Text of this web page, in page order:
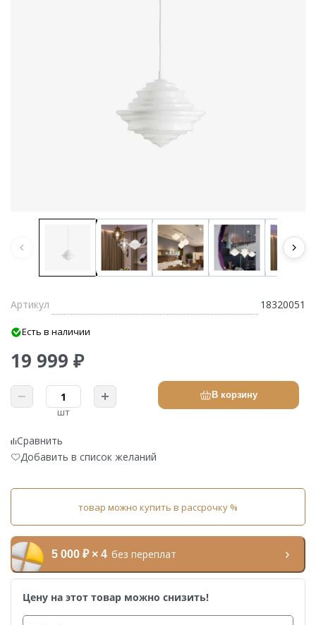
Артикул 18320051
Есть в наличии
19 999 ₽
шт
В корзину
Сравнить
Добавить в список желаний
товар можно купить в рассрочку %
5 000 ₽ × 4 без переплат
Цену на этот товар можно снизить!